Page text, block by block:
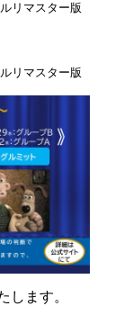
リマスター版
します。